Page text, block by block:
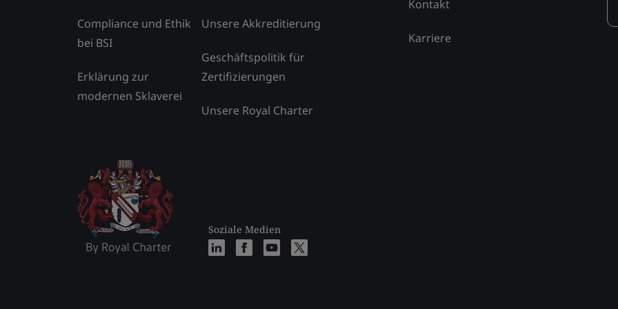
Compliance und Ethik
bei BSI
Erklärung zur
modernen Sklaverei
Unsere Akkreditierung
Geschäftspolitik für
Zertifizierungen
Unsere Royal Charter
Soziale Medien
Kontakt
Karriere